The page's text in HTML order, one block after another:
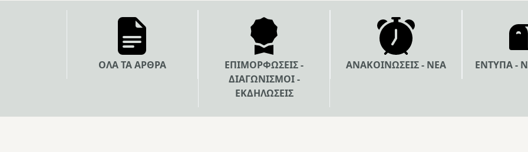
ΟΛΑ ΤΑ ΑΡΘΡΑ
ΕΠΙΜΟΡΦΩΣΕΙΣ -
ΔΙΑΓΩΝΙΣΜΟΙ -
ΕΚΔΗΛΩΣΕΙΣ
ΑΝΑΚΟΙΝΩΣΕΙΣ - ΝΕΑ ΕΝΤΥΠΑ -